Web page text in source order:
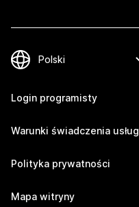
Login programisty
Warunki świadczenia usług
Polityka prywatności
Mapa witryny